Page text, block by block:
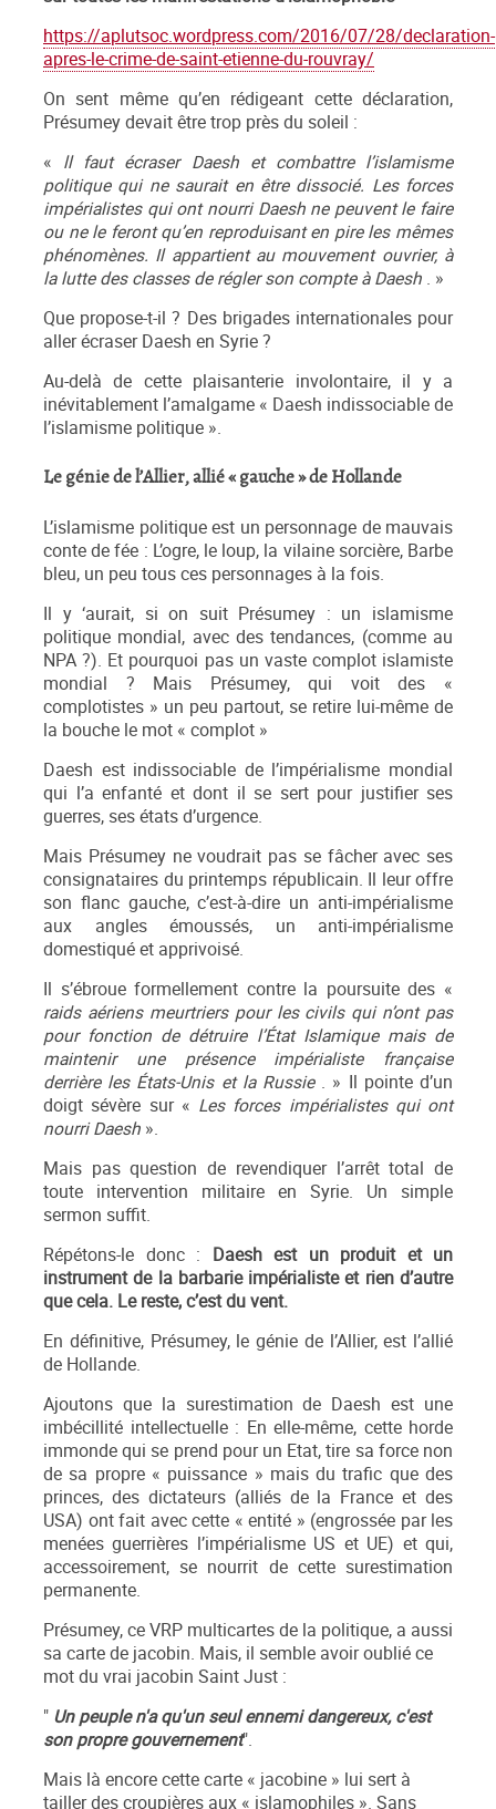
https://aplutsoc.wordpress.com/2016/07/28/declaration-
apres-le-crime-de-saint-etienne-du-rouvray/
On sent même qu’en rédigeant cette déclaration,
Présumey devait être trop près du soleil :
« ll faut écraser Daesh et combattre l’islamisme
politique qui ne saurait en être dissocié. Les forces
impérialistes qui ont nourri Daesh ne peuvent le faire
ou ne le feront qu’en reproduisant en pire les mêmes
phénomènes. Il appartient au mouvement ouvrier, à
la lutte des classes de régler son compte à Daesh . »
Que propose-t-il ? Des brigades internationales pour
aller écraser Daesh en Syrie ?
Au-delà de cette plaisanterie involontaire, il y a
inévitablement l’amalgame « Daesh indissociable de
l’islamisme politique ».
Le génie de l’Allier, allié « gauche » de Hollande
L’islamisme politique est un personnage de mauvais
conte de fée : L’ogre, le loup, la vilaine sorcière, Barbe
bleu, un peu tous ces personnages à la fois.
Il y ‘aurait, si on suit Présumey : un islamisme
politique mondial, avec des tendances, (comme au
NPA ?). Et pourquoi pas un vaste complot islamiste
mondial ? Mais Présumey, qui voit des «
complotistes » un peu partout, se retire lui-même de
la bouche le mot « complot »
Daesh est indissociable de l’impérialisme mondial
qui l’a enfanté et dont il se sert pour justifier ses
guerres, ses états d’urgence.
Mais Présumey ne voudrait pas se fâcher avec ses
consignataires du printemps républicain. Il leur offre
son flanc gauche, c’est-à-dire un anti-impérialisme
aux angles émoussés, un anti-impérialisme
domestiqué et apprivoisé.
Il s’ébroue formellement contre la poursuite des «
raids aériens meurtriers pour les civils qui n’ont pas
pour fonction de détruire l’État Islamique mais de
maintenir une présence impérialiste française
derrière les États-Unis et la Russie . » Il pointe d’un
doigt sévère sur « Les forces impérialistes qui ont
nourri Daesh ».
Mais pas question de revendiquer l’arrêt total de
toute intervention militaire en Syrie. Un simple
sermon suffit.
Répétons-le donc : Daesh est un produit et un
instrument de la barbarie impérialiste et rien d’autre
que cela. Le reste, c’est du vent.
En définitive, Présumey, le génie de l’Allier, est l’allié
de Hollande.
Ajoutons que la surestimation de Daesh est une
imbécillité intellectuelle : En elle-même, cette horde
immonde qui se prend pour un Etat, tire sa force non
de sa propre « puissance » mais du trafic que des
princes, des dictateurs (alliés de la France et des
USA) ont fait avec cette « entité » (engrossée par les
menées guerrières l’impérialisme US et UE) et qui,
accessoirement, se nourrit de cette surestimation
permanente.
Présumey, ce VRP multicartes de la politique, a aussi
sa carte de jacobin. Mais, il semble avoir oublié ce
mot du vrai jacobin Saint Just :
" Un peuple n'a qu'un seul ennemi dangereux, c'est
son propre gouvernement".
Mais là encore cette carte « jacobine » lui sert à
tailler des croupières aux « islamophiles ». Sans